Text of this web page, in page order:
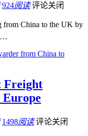
924阅读 评论关闭
from China to the UK by
…
Freight
1498阅读 评论关闭